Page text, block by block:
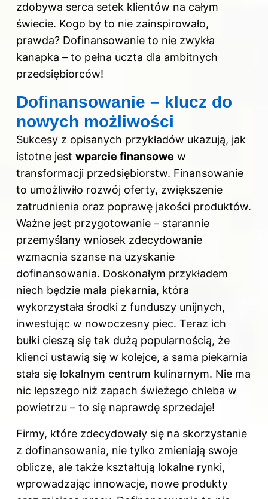
zdobywa serca setek klientów na całym
świecie. Kogo by to nie zainspirowało,
prawda? Dofinansowanie to nie zwykła
kanapka – to pełna uczta dla ambitnych
przedsiębiorców!
Dofinansowanie – klucz do
nowych możliwości
Sukcesy z opisanych przykładów ukazują, jak
istotne jest wparcie finansowe w
transformacji przedsiębiorstw. Finansowanie
to umożliwiło rozwój oferty, zwiększenie
zatrudnienia oraz poprawę jakości produktów.
Ważne jest przygotowanie – starannie
przemyślany wniosek zdecydowanie
wzmacnia szanse na uzyskanie
dofinansowania. Doskonałym przykładem
niech będzie mała piekarnia, która
wykorzystała środki z funduszy unijnych,
inwestując w nowoczesny piec. Teraz ich
bułki cieszą się tak dużą popularnością, że
klienci ustawią się w kolejce, a sama piekarnia
stała się lokalnym centrum kulinarnym. Nie ma
nic lepszego niż zapach świeżego chleba w
powietrzu – to się naprawdę sprzedaje!
Firmy, które zdecydowały się na skorzystanie
z dofinansowania, nie tylko zmieniają swoje
oblicze, ale także kształtują lokalne rynki,
wprowadzając innowacje, nowe produkty